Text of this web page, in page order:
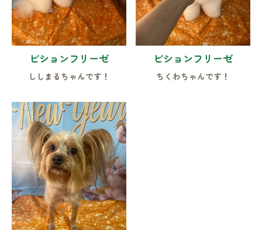
ビションフリーゼ
ししまるちゃんです！
ビションフリーゼ
ちくわちゃんです！